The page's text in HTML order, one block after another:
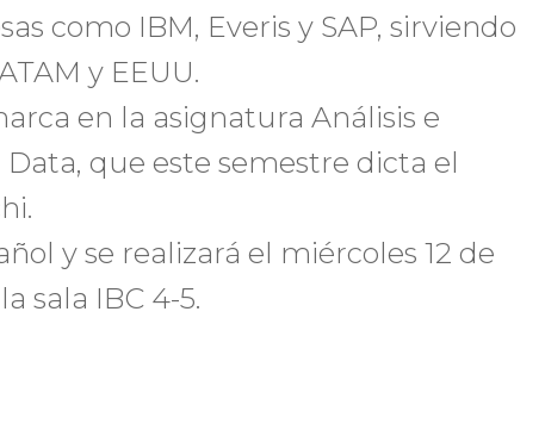
como IBM, Everis y SAP, sirviendo
y EEUU.
en la asignatura Análisis e
que este semestre dicta el
y se realizará el miércoles 12 de
sala IBC 4-5.